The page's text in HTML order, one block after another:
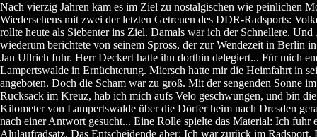
Nach vierzig Jahren kam es im Ziel zu nostalgischen wie peinlichen
Wiedersehens mit zwei der letzten Getreuen des DDR-Radsports:
rollte heute als Siebenter ins Ziel. Damals war ich der Schnellere.
wiederum berichtete von seinem Spross, der zur Wendezeit in Berlin
Jan Ullrich fuhr. Herr Deckert hatte ihn dorthin delegiert... Für mich
Lampertswalde in Ernüchterung. Miersch hatte mir die Heimfahrt in
angeboten. Doch die Scham war zu groß. Mit der sengenden Sonne
Rucksack im Kreuz, hab ich mich aufs Velo geschwungen, und bin
Kilometer von Lampertswalde über die Dörfer heim nach Dresden
nach einer Antwort gesucht... Eine Rolle spielte das Material: Ich fuhr
Alulaufradsatz. Das Entscheidende aber: Ich war zurück im Radsport.